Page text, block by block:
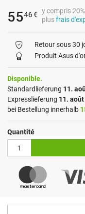
5546 € y compris
plusfrais
Retour sous 30
Produit Asus
Disponible.
Standardlieferung 11.
Expresslieferung 11. août
bei Bestellung innerhalb
Quantité